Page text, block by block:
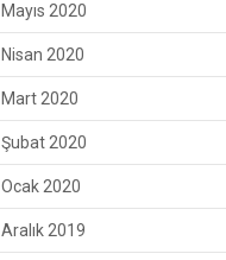
Mayıs 2020
Nisan 2020
Mart 2020
Şubat 2020
Ocak 2020
Aralık 2019